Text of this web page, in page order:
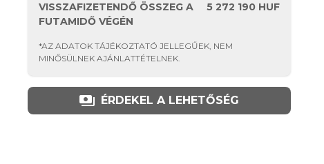
VISSZAFIZETENDŐ ÖSSZEG A
FUTAMIDŐ VÉGÉN
5 272 190 HUF
*AZ ADATOK TÁJÉKOZTATÓ JELLEGŰEK, NEM
MINŐSÜLNEK AJÁNLATTÉTELNEK.
payments ÉRDEKEL A LEHETŐSÉG